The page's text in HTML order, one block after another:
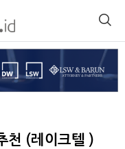
천 (레이크텔 )